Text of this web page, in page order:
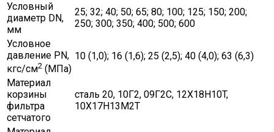
Условный
диаметр DN,
мм
25; 32; 40; 50; 65; 80; 100; 125; 150; 200;
250; 300; 350; 400; 500; 600
Условное
давление PN,
кгс/см2 (МПа)
10 (1,0); 16 (1,6); 25 (2,5); 40 (4,0); 63 (6,3)
Материал
корзины
фильтра
сетчатого
сталь 20, 10Г2, 09Г2С, 12X18H10T,
10Х17Н13М2Т